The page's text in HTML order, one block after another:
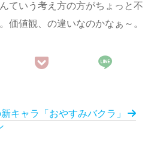
ていう考え方の方がちょっと不
価値観、の違いなのかなぁ～。
キャラ「おやすみバクラ」